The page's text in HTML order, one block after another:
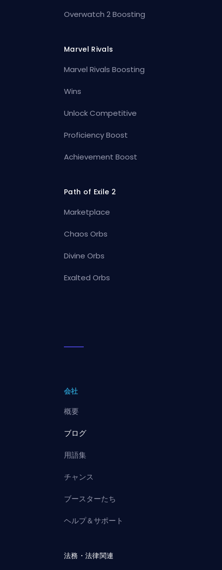
Overwatch 2 Boosting
Marvel Rivals
Marvel Rivals Boosting
Wins
Unlock Competitive
Proficiency Boost
Achievement Boost
Path of Exile 2
Marketplace
Chaos Orbs
Divine Orbs
Exalted Orbs
会社
概要
ブログ
用語集
チャンス
ブースターたち
ヘルプ＆サポート
法務・法律関連